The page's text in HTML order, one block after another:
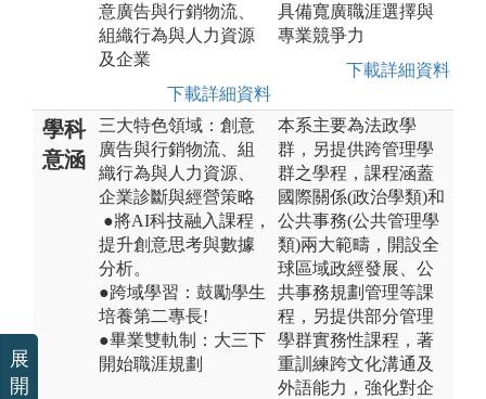
意廣告與行銷物流、
組織行為與人力資源
及企業
下載詳細資料
具備寬廣職涯選擇與
專業競爭力
下載詳細資料
學科
意涵
三大特色領域：創意
廣告與行銷物流、組
織行為與人力資源、
企業診斷與經營策略
●將AI科技融入課程，
提升創意思考與數據
分析。
●跨域學習：鼓勵學生
培養第二專長!
●畢業雙軌制：大三下
開始職涯規劃
本系主要為法政學
群，另提供跨管理學
群之學程，課程涵蓋
國際關係(政治學類)和
公共事務(公共管理學
類)兩大範疇，開設全
球區域政經發展、公
共事務規劃管理等課
程，另提供部分管理
學群實務性課程，著
重訓練跨文化溝通及
外語能力，強化對企
展
開